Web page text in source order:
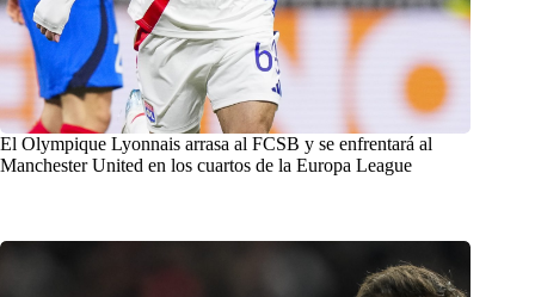
El Olympique Lyonnais arrasa al FCSB y se enfrentará al
Manchester United en los cuartos de la Europa League